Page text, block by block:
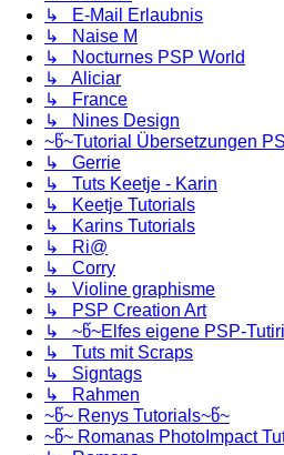
↳ E-Mail Erlaubnis
↳ Naise M
↳ Nocturnes PSP World
↳ Aliciar
↳ France
↳ Nines Design
~წ~Tutorial Übersetzungen
↳ Gerrie
↳ Tuts Keetje - Karin
↳ Keetje Tutorials
↳ Karins Tutorials
↳ Ri@
↳ Corry
↳ Violine graphisme
↳ PSP Creation Art
↳ ~წ~Elfes eigene PSP-
↳ Tuts mit Scraps
↳ Signtags
↳ Rahmen
~წ~ Renys Tutorials~წ~
~წ~ Romanas PhotoImpact